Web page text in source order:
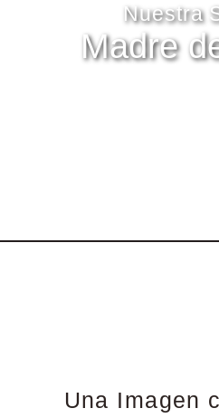
Nuestra
Madre
Una Imagen